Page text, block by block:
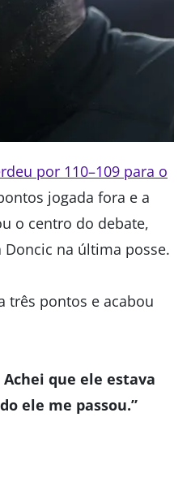
por 110–109 para o
jogada fora e a
o centro do debate,
na última posse.
três pontos e acabou
que ele estava
ele me passou.”